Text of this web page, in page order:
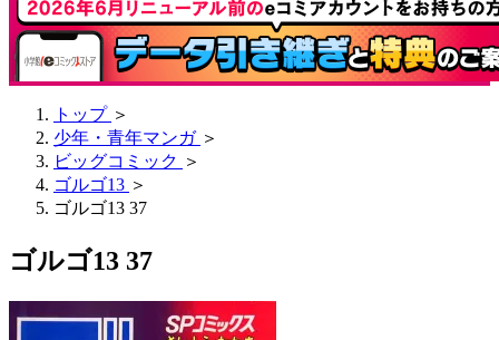
トップ ＞
少年・青年マンガ ＞
ビッグコミック ＞
ゴルゴ13 ＞
ゴルゴ13 37
ゴルゴ13 37